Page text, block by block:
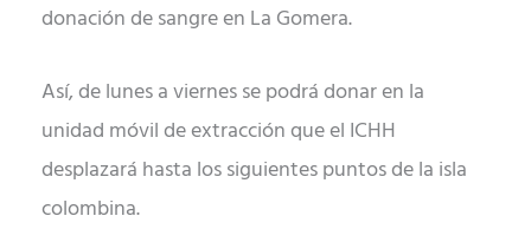
donación de sangre en La Gomera.
Así, de lunes a viernes se podrá donar en la
unidad móvil de extracción que el ICHH
desplazará hasta los siguientes puntos de la isla
colombina.